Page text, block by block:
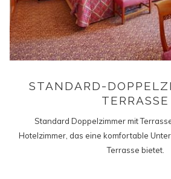
STANDARD-
TERRASSE
Standard Doppelzimmer mit
Hotelzimmer, das eine komfortable
Terrasse bietet.